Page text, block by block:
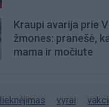
Kraupi avarija prie
žmones: pranešė,
mama ir močiute
lieknėjimas vyrai